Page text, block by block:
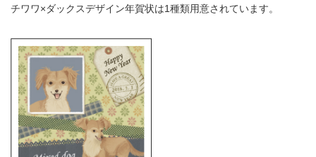
チワワ×ダックスデザイン年賀状は1種類用意されています。